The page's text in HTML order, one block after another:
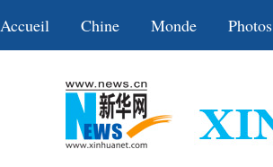
Accueil Chine Monde Photos